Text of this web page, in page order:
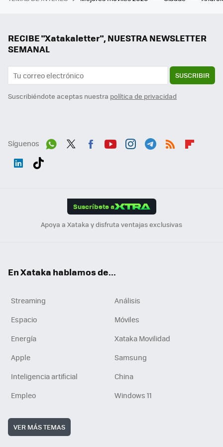
RECIBE "Xatakaletter", NUESTRA NEWSLETTER
SEMANAL
SUSCRIBIR
Suscribiéndote aceptas nuestra política de privacidad
Síguenos
Suscríbete a
Apoya a Xataka y disfruta ventajas exclusivas
En Xataka hablamos de...
Streaming
Análisis
Espacio
Móviles
Energía
Xataka Movilidad
Apple
Samsung
Inteligencia artificial
China
Empleo
Windows 11
VER MÁS TEMAS